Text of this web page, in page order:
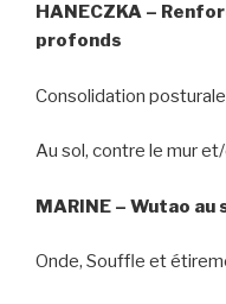
HANECZKA –
profonds
Consolidation
Au sol, contre le mur
MARINE – Wutao au
Onde, Souffle et